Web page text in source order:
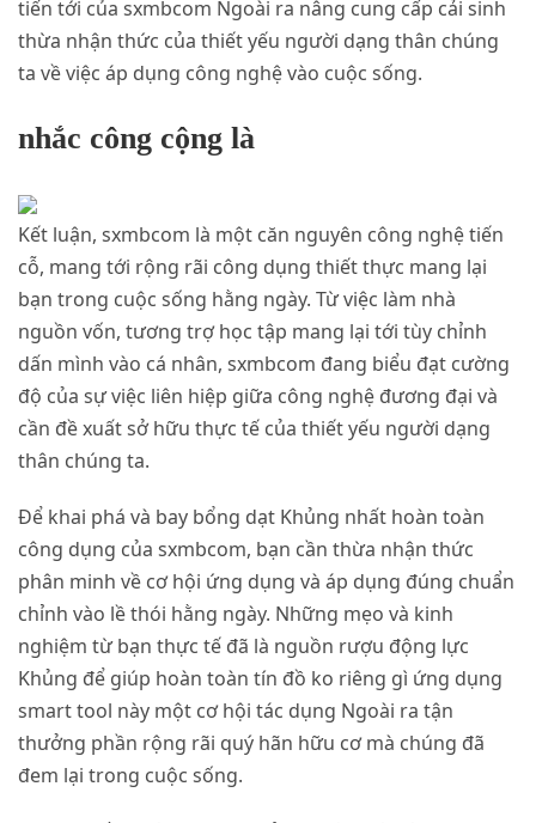
tiến tới của sxmbcom Ngoài ra nâng cung cấp cải sinh
thừa nhận thức của thiết yếu người dạng thân chúng
ta về việc áp dụng công nghệ vào cuộc sống.
nhắc công cộng là
Kết luận, sxmbcom là một căn nguyên công nghệ tiến
cỗ, mang tới rộng rãi công dụng thiết thực mang lại
bạn trong cuộc sống hằng ngày. Từ việc làm nhà
nguồn vốn, tương trợ học tập mang lại tới tùy chỉnh
dấn mình vào cá nhân, sxmbcom đang biểu đạt cường
độ của sự việc liên hiệp giữa công nghệ đương đại và
cần đề xuất sở hữu thực tế của thiết yếu người dạng
thân chúng ta.
Để khai phá và bay bổng dạt Khủng nhất hoàn toàn
công dụng của sxmbcom, bạn cần thừa nhận thức
phân minh về cơ hội ứng dụng và áp dụng đúng chuẩn
chỉnh vào lề thói hằng ngày. Những mẹo và kinh
nghiệm từ bạn thực tế đã là nguồn rượu động lực
Khủng để giúp hoàn toàn tín đồ ko riêng gì ứng dụng
smart tool này một cơ hội tác dụng Ngoài ra tận
thưởng phần rộng rãi quý hãn hữu cơ mà chúng đã
đem lại trong cuộc sống.